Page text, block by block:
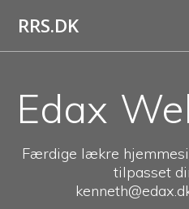
RRS.DK
Edax
Færdige lækre
tilpasset